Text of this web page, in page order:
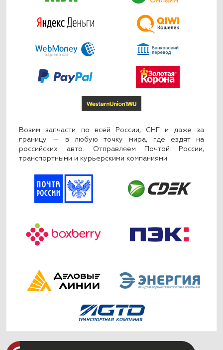
Возим запчасти по всей России, СНГ и даже за
границу — в любую точку мира, где ездят на
российских авто. Отправляем Почтой России,
транспортными и курьерскими компаниями.